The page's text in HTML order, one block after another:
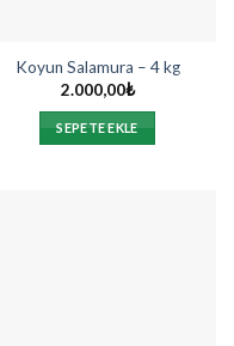
Koyun Salamura – 4 kg
2.000,00₺
SEPETE EKLE